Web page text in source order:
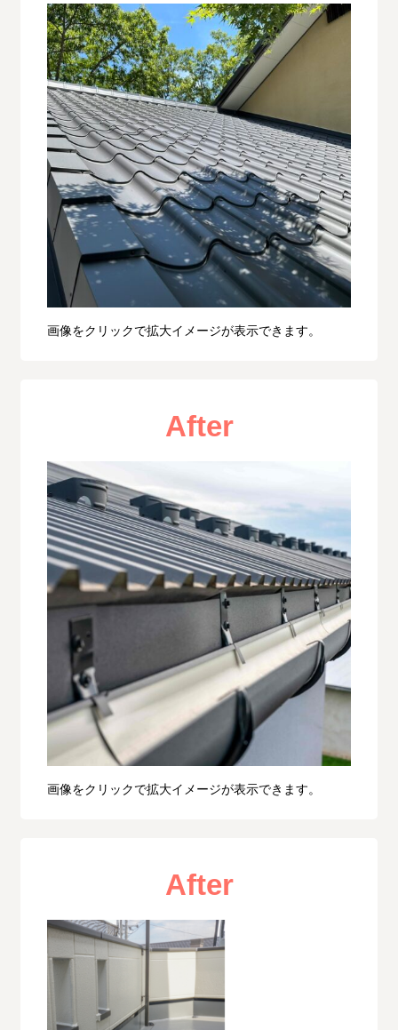
画像をクリックで拡大イメージが表示できます。
After
画像をクリックで拡大イメージが表示できます。
After